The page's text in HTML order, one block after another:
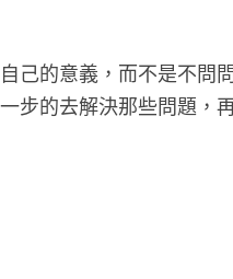
己的意義，而不是不問
步的去解決那些問題，